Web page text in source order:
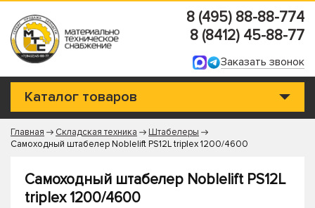
8 (495) 88-88-774
8 (8412) 45-88-77
Заказать звонок
Каталог товаров
Главная Складская техника
Штабелеры
Самоходный штабелер Noblelift PS12L triplex 1200/4600
Самоходный штабелер Noblelift PS12L
triplex 1200/4600